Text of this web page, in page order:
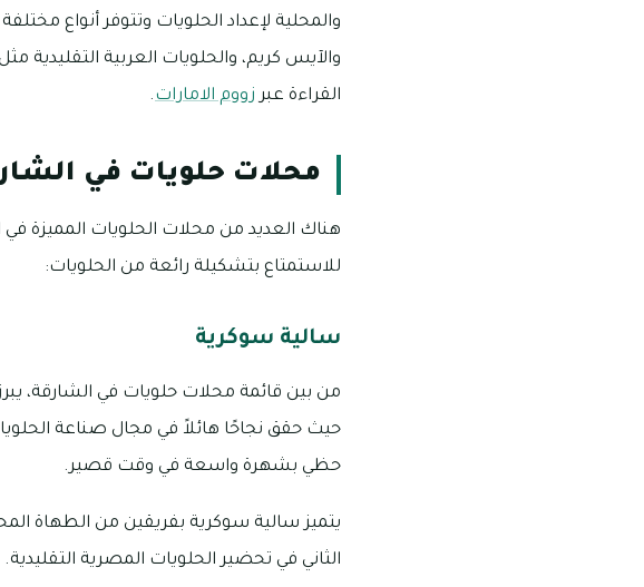
والمحلية لإعداد الحلويات وتتوفر أنواع
والآيس كريم، والحلويات العربية التقليدية
القراءة عبر زووم الامارات.
محلات حلويات في
هناك العديد من محلات الحلويات المميزة
للاستمتاع بتشكيلة رائعة من الحلويات:
سالية سوكرية
حيث حقق نجاحًا هائلاً في مجال صناعة
حظي بشهرة واسعة في وقت قصير.
يتميز سالية سوكرية بفريقين من الطهاة
الثاني في تحضير الحلويات المصرية التقليدية.